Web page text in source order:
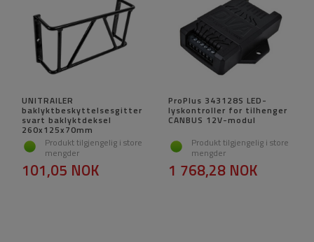
UNITRAILER
baklyktbeskyttelsesgitter
svart baklyktdeksel
260x125x70mm
Produkt tilgjengelig i store
mengder
101,05 NOK
ProPlus 343128S LED-
lyskontroller for tilhenger
CANBUS 12V-modul
Produkt tilgjengelig i store
mengder
1 768,28 NOK